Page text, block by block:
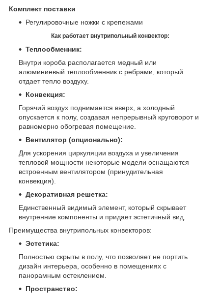
Комплект поставки
Регулировочные ножки с крепежами
Как работает внутрипольный конвектор:
Теплообменник:
Внутри короба располагается медный или
алюминиевый теплообменник с ребрами, который
отдает тепло воздуху.
Конвекция:
Горячий воздух поднимается вверх, а холодный
опускается к полу, создавая непрерывный круговорот и
равномерно обогревая помещение.
Вентилятор (опционально):
Для ускорения циркуляции воздуха и увеличения
тепловой мощности некоторые модели оснащаются
встроенным вентилятором (принудительная
конвекция).
Декоративная решетка:
Единственный видимый элемент, который скрывает
внутренние компоненты и придает эстетичный вид.
Преимущества внутрипольных конвекторов:
Эстетика:
Полностью скрыты в полу, что позволяет не портить
дизайн интерьера, особенно в помещениях с
панорамным остеклением.
Пространство: